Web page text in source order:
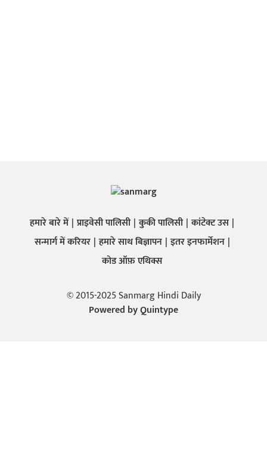
हमारे बारे में प्राइवेसी पालिसी कुकी पालिसी कांटेक्ट उस
सन्मार्ग में करियर हमारे साथ बिज्ञापन इतर इनफार्मेशन
कोड ऑफ़ एथिक्स
© 2015-2025 Sanmarg Hindi Daily
Powered byQuintype